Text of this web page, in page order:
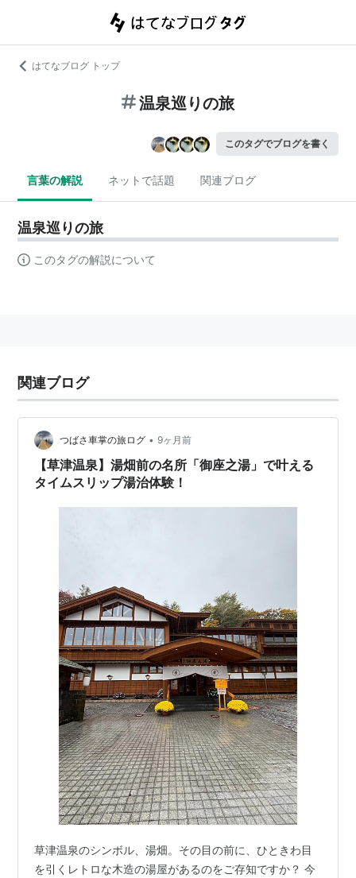
はてなブログ トップ
温泉巡りの旅
このタグでブログを書く
言葉の解説 ネットで話題 関連ブログ
温泉巡りの旅
このタグの解説について
関連ブログ
つばさ車掌の旅ログ • 9ヶ月前
【草津温泉】湯畑前の名所「御座之湯」で叶える
タイムスリップ湯治体験！
草津温泉のシンボル、湯畑。その目の前に、ひときわ目
を引くレトロな木造の湯屋があるのをご存知ですか？ 今